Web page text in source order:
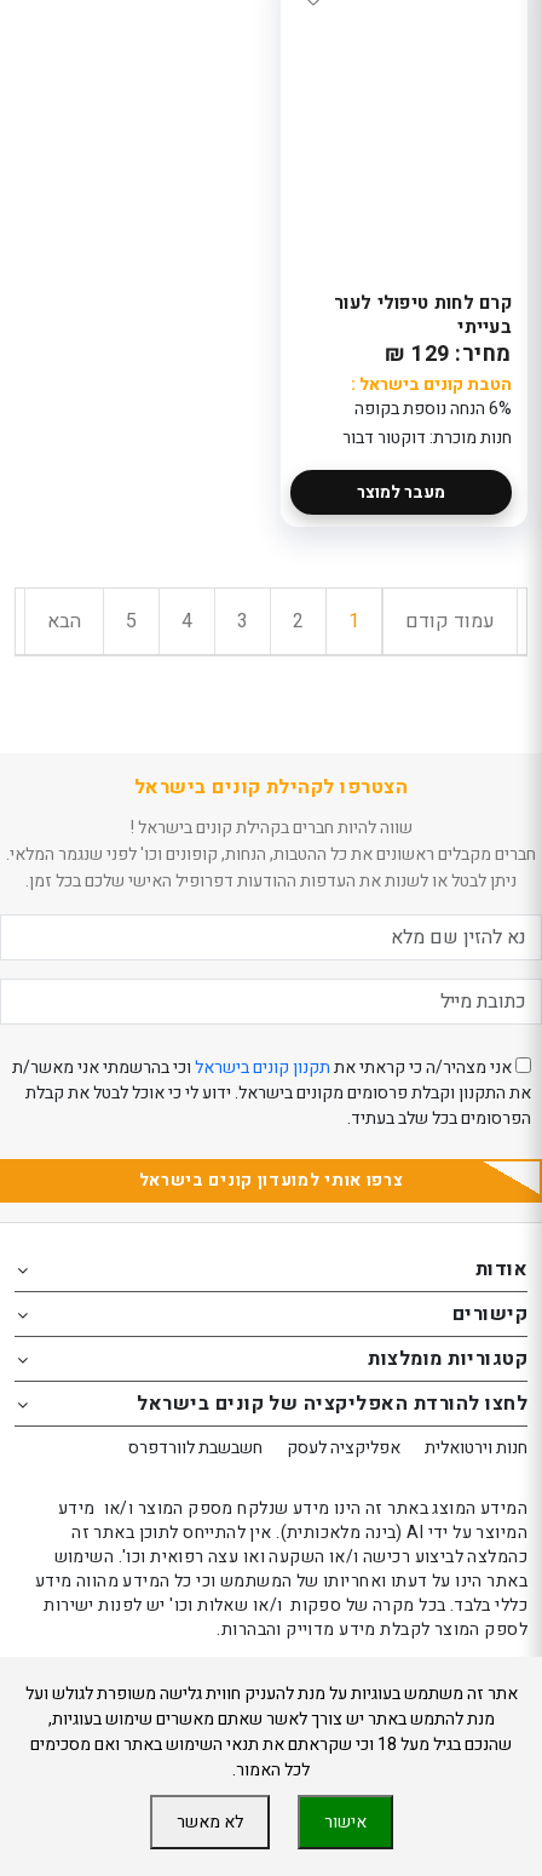
קרם לחות טיפולי לעור
בעייתי
מחיר: 129 ₪
הטבת קונים בישראל :
6% הנחה נוספת בקופה
חנות מוכרת: דוקטור דבור
מעבר למוצר
עמוד קודם 1
2
3
4
5 הבא
הצטרפו לקהילת קונים בישראל
שווה להיות חברים בקהילת קונים בישראל !
חברים מקבלים ראשונים את כל ההטבות, הנחות, קופונים וכו' לפני שנגמר המלאי.
ניתן לבטל או לשנות את העדפות ההודעות דפרופיל האישי שלכם בכל זמן.
אני מצהיר/ה כי קראתי אתתקנון קונים בישראלוכי בהרשמתי אני מאשר/ת
את התקנון וקבלת פרסומים מקונים בישראל. ידוע לי כי אוכל לבטל את קבלת
הפרסומים בכל שלב בעתיד.
צרפו אותי למועדון קונים בישראל
footer
the
website,
באפשרותך
ללחוץ
אנטר
לאזור
הבא
footer
the
website,
באפשרותך
ללחוץ
אנטר
לאזור
הבא
אודות
קישורים
קטגוריות מומלצות
לחצו להורדת האפליקציה של קונים בישראל
חנות וירטואלית אפליקציה לעסק חשבשבת לוורדפרס
המידע המוצג באתר זה הינו מידע שנלקח מספק המוצר ו/או מידע
המיוצר על ידי AI (בינה מלאכותית). אין להתייחס לתוכן באתר זה
כהמלצה לביצוע רכישה ו/או השקעה ואו עצה רפואית וכו'. השימוש
באתר הינו על דעתו ואחריותו של המשתמש וכי כל המידע מהווה מידע
כללי בלבד. בכל מקרה של ספקות ו/או שאלות וכו' יש לפנות ישירות
לספק המוצר לקבלת מידע מדוייק והבהרות.
קונים בישראל 2024
אתר זה משתמש בעוגיות על מנת להעניק חווית גלישה משופרת לגולש ועל
מנת להתמש באתר יש צורך לאשר שאתם מאשרים שימוש בעוגיות,
שהנכם בגיל מעל 18 וכי שקראתם את תנאי השימוש באתר ואם מסכימים
לכל האמור.
אישור לא מאשר